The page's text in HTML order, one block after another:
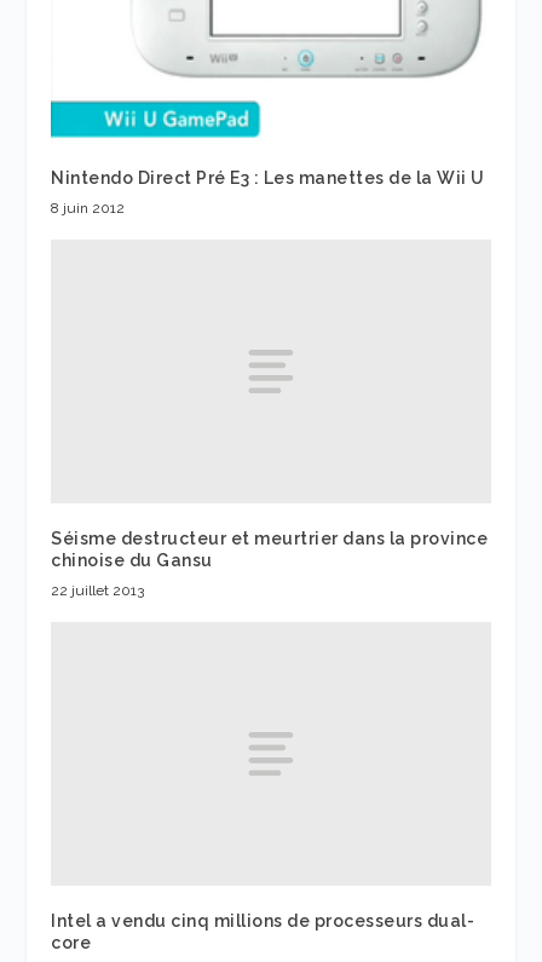
Nintendo Direct Pré E3 : Les manettes de la Wii U
8 juin 2012
Séisme destructeur et meurtrier dans la province
chinoise du Gansu
22 juillet 2013
Intel a vendu cinq millions de processeurs dual-
core